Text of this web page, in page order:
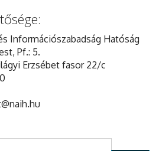
Információszabadság Hatóság
Pf.: 5.
Erzsébet fasor 22/c